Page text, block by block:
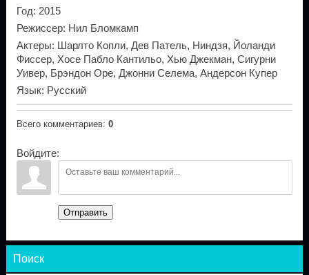
Год: 2015
Режиссер: Нил Бломкамп
Актеры: Шарлто Копли, Дев Патель, Ниндзя, Йоланди
Фиссер, Хосе Пабло Кантильо, Хью Джекман, Сигурни
Уивер, Брэндон Оре, Джонни Селема, Андерсон Купер
Язык: Русский
Всего комментариев: 0
Войдите:
Отправить
Поиск